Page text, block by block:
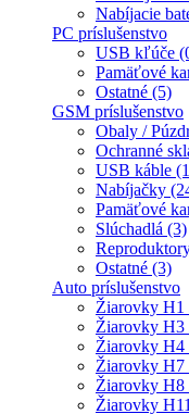
Nabíjacie
PC príslušenstvo
USB kľúče
Pamäťové
Ostatné (5)
GSM príslušenstvo
Obaly /
Ochranné
USB káble
Nabíjačky
Pamäťové
Slúchadlá (3)
Ostatné (3)
Auto príslušenstvo
Žiarovky H1
Žiarovky H3
Žiarovky H4
Žiarovky H7
Žiarovky H8
Žiarovky